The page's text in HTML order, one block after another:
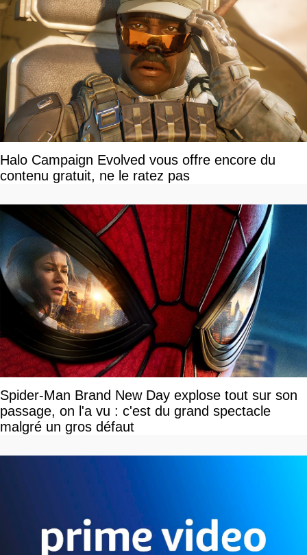
Halo Campaign Evolved vous offre encore du
contenu gratuit, ne le ratez pas
Spider-Man Brand New Day explose tout sur son
passage, on l'a vu : c'est du grand spectacle
malgré un gros défaut